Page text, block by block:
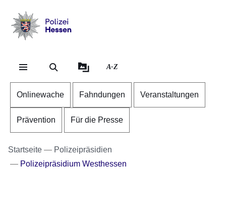
Hessen
A-Z
Onlinewache Fahndungen Veranstaltungen
Prävention Für die Presse
Startseite
Polizeipräsidien
Polizeipräsidium Westhessen